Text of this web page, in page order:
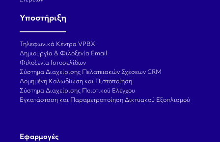
Υποστήριξη
Τηλεφωνικά Κέντρα VPBX
Δημιουργία & Φιλοξενία Email
Φιλοξενία Ιστοσελίδων
Σύστημα Διαχείρισης Πελατειακών Σχέσεων CRM
Δομημένη Καλωδίωση και Πιστοποίηση
Σύστημα Διαχείρισης Ποιοτικού Ελέγχου
Εγκατάσταση και Παραμετροποίηση Δικτυακού Εξοπλισμού
Εφαρμογές